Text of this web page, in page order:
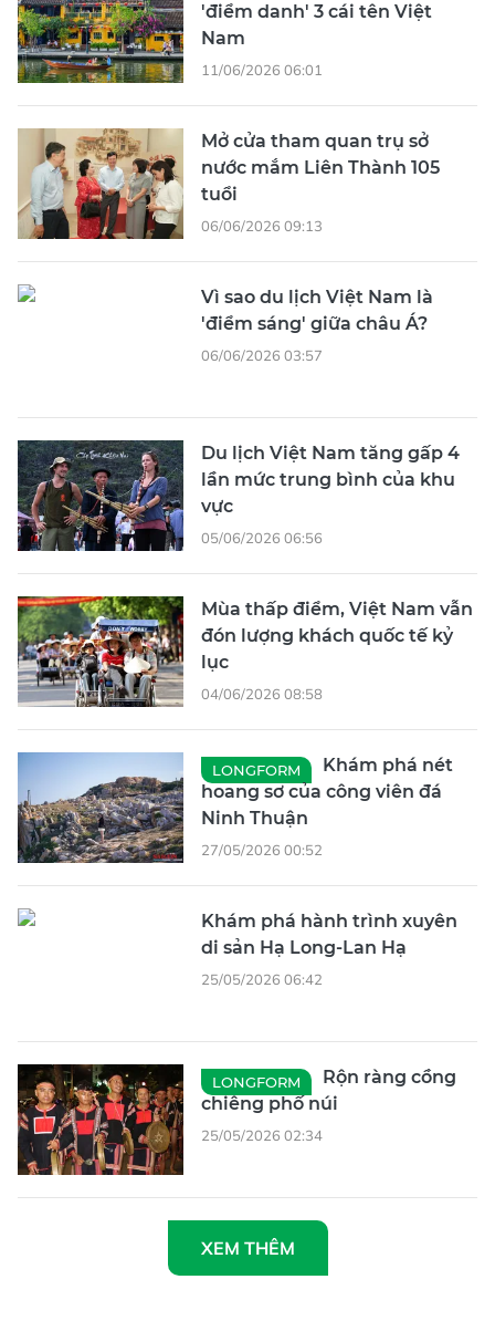
'điểm danh' 3 cái tên Việt
Nam
11/06/2026 06:01
Mở cửa tham quan trụ sở
nước mắm Liên Thành 105
tuổi
06/06/2026 09:13
Vì sao du lịch Việt Nam là
'điểm sáng' giữa châu Á?
06/06/2026 03:57
Du lịch Việt Nam tăng gấp 4
lần mức trung bình của khu
vực
05/06/2026 06:56
Mùa thấp điểm, Việt Nam vẫn
đón lượng khách quốc tế kỷ
lục
04/06/2026 08:58
LONGFORM
Khám phá nét
hoang sơ của công viên đá
Ninh Thuận
27/05/2026 00:52
Khám phá hành trình xuyên
di sản Hạ Long-Lan Hạ
25/05/2026 06:42
LONGFORM
Rộn ràng cồng
chiêng phố núi
25/05/2026 02:34
XEM THÊM